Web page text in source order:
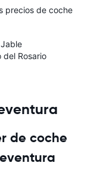
precios de coche
del Rosario
de coche